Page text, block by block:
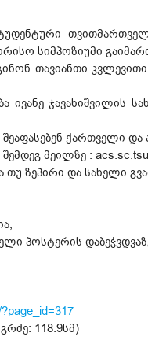
სიმპოზიუმი
თავიანთი
ივანე
ქართველი
მეილზე :
ზეპირი და სახელი
პოსტერის
118.9სმ)